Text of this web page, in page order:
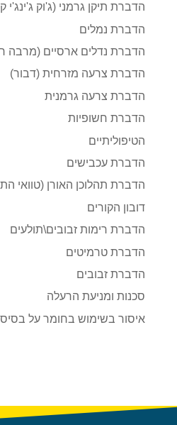
הדברת תיקן גרמני (ג'וק ג'ינג'י
הדברת נמלים
הדברת נדלים ארסיים (מרבה
הדברת צרעה מזרחית (דבור)
הדברת צרעה גרמנית
הדברת חשופיות
הטיפוליתיים
הדברת עכבישים
הדברת תהלוכן האורן (טוואי
דובון הקורים
הדברת רימות זבובים\תולעים
הדברת טרמיטים
הדברת זבובים
סכנות ומניעת הרעלה
איסור בשימוש בחומר על בסיס